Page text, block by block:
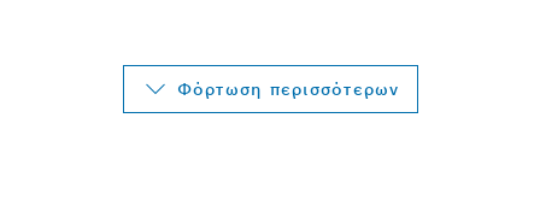
Φόρτωση περισσότερων